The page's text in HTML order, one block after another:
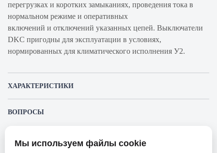
перегрузках и коротких замыканиях, проведения тока в
нормальном режиме и оперативных
включений и отключений указанных цепей. Выключатели
DKC пригодны для эксплуатации в условиях,
нормированных для климатического исполнения У2.
ХАРАКТЕРИСТИКИ
Производитель
ВОПРОСЫ
Представленные изображения и характеристики могут отличаться от реального
Мы используем файлы cookie